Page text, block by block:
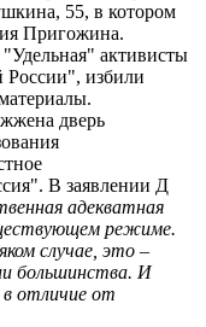
55, в котором
Пригожина.
"Удельная" активисты
избили
дверь
В заявлении Д
адекватная
режиме.
случае, это –
большинства. И
в отличие от